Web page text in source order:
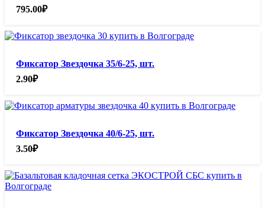
795.00₽
Фиксатор Звездочка 35/6-25, шт.
2.90₽
Фиксатор Звездочка 40/6-25, шт.
3.50₽